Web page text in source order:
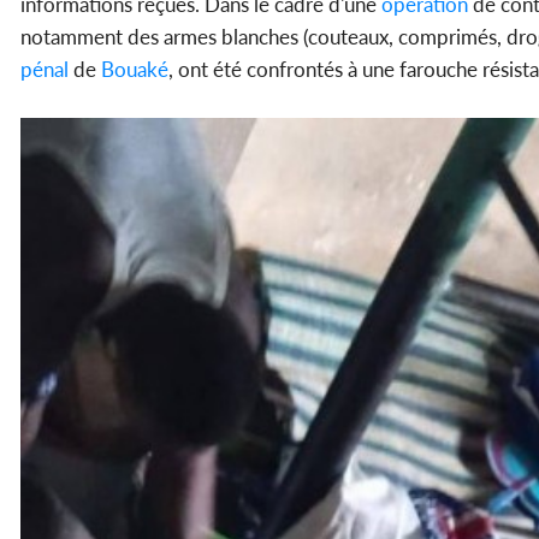
notamment des armes blanches (couteaux, comprimés,
pénal de Bouaké, ont été confrontés à une farouche